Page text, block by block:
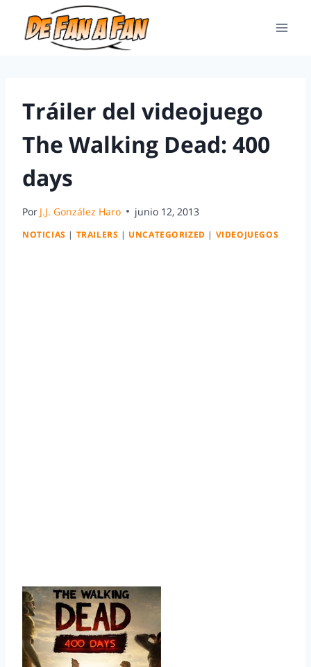
Tráiler del videojuego
The Walking Dead: 400
days
Por J.J. González Haro junio 12, 2013
NOTICIAS | TRAILERS | UNCATEGORIZED | VIDEOJUEGOS